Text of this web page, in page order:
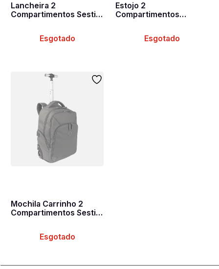
Lancheira 2
Compartimentos Sestini
Esgotado
Estojo 2
Compartimentos
Esgotado
Mochila Carrinho 2
Compartimentos Sestini
Esgotado